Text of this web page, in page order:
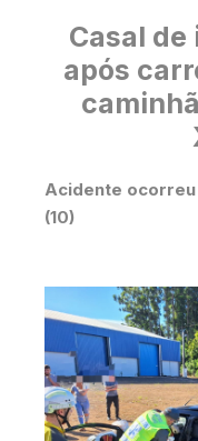
Casal
após
Acidente
(10)